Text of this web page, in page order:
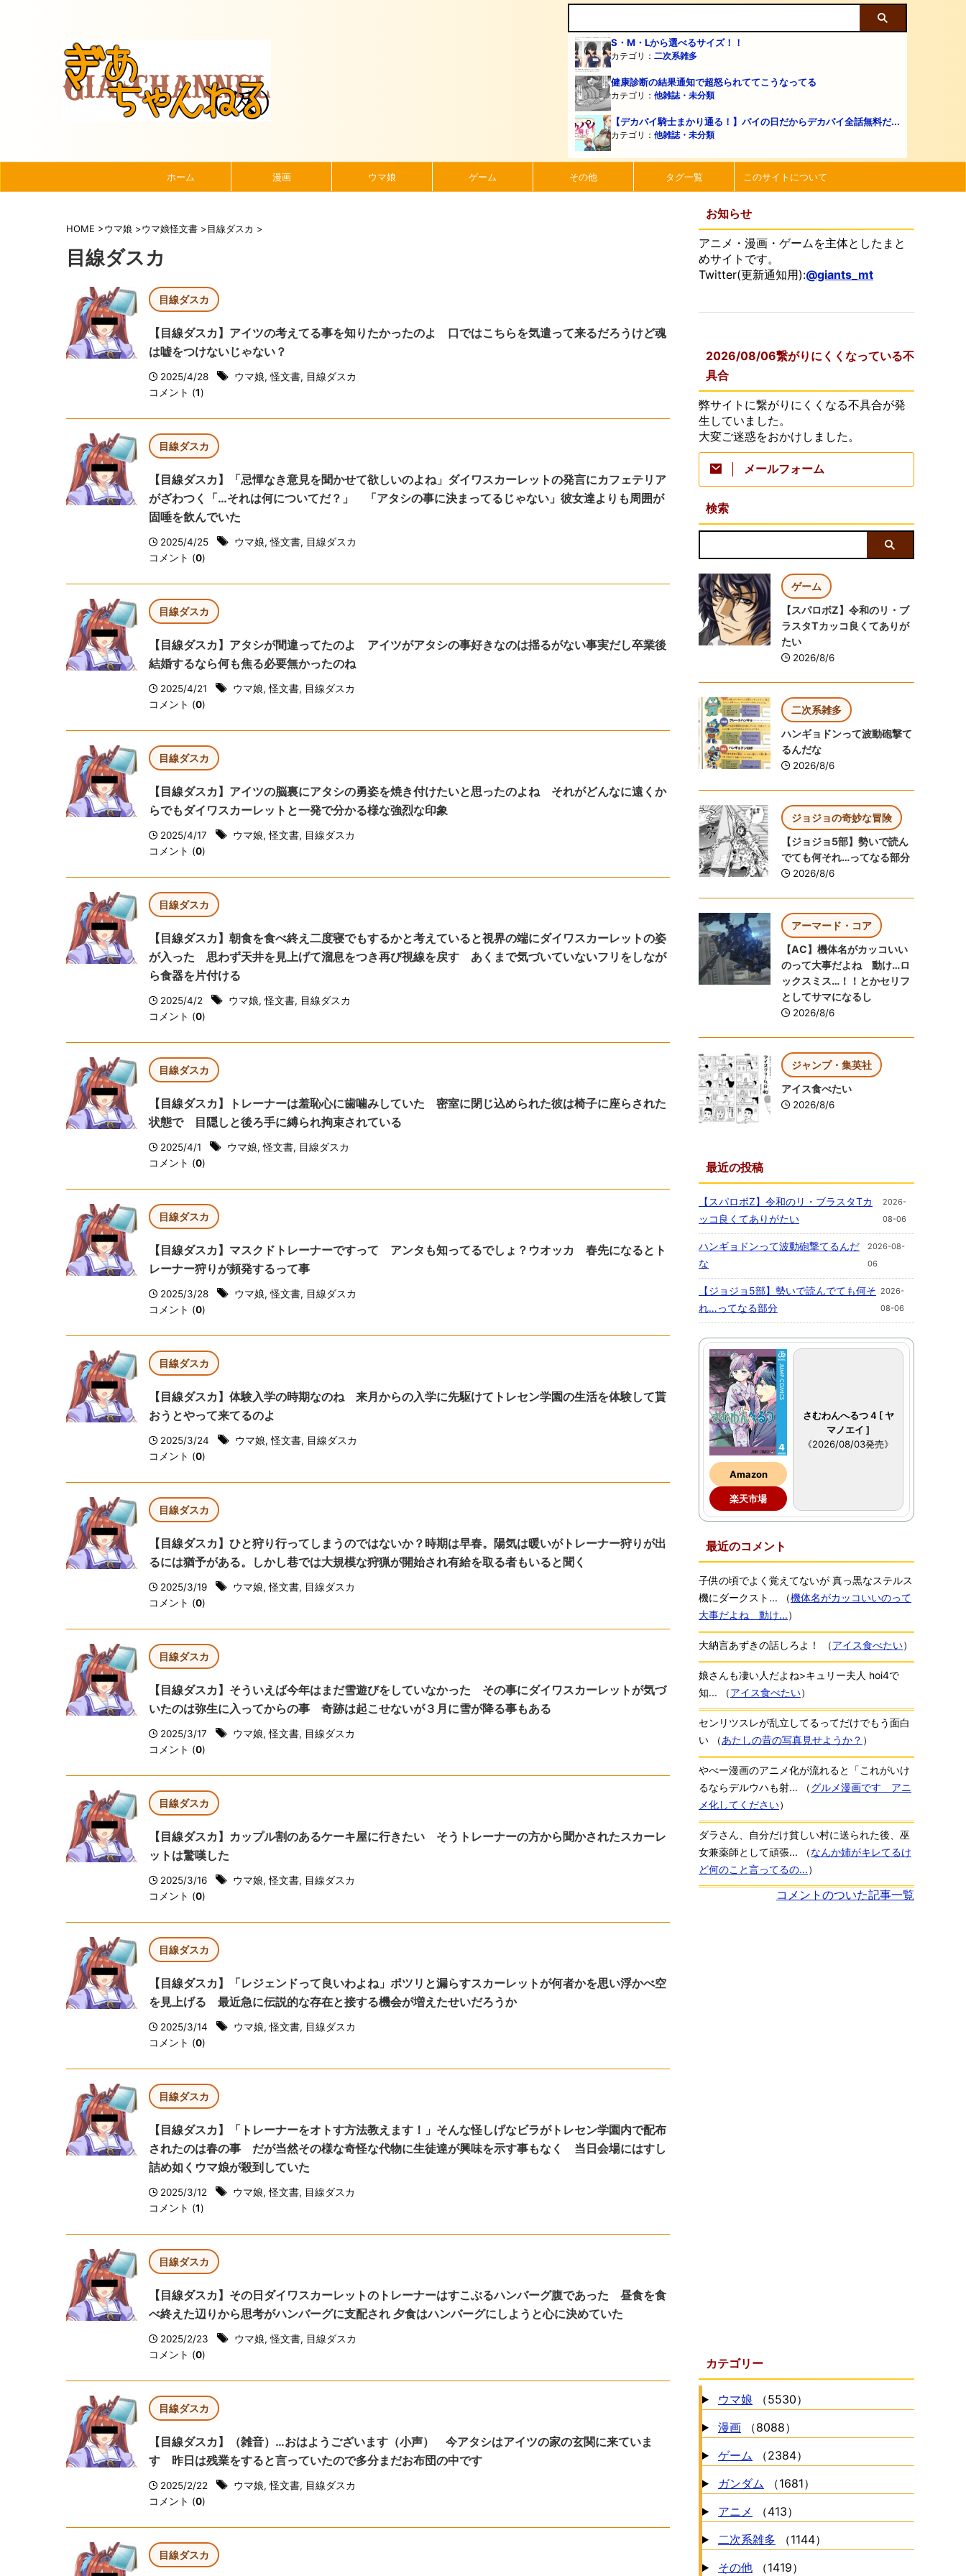
S・M・Lから選べるサイズ！！
カテゴリ： 二次系雑多
健康診断の結果通知で超怒られててこうなってる
カテゴリ： 他雑誌・未分類
【デカパイ騎士まかり通る！】パイの日だからデカパイ全話無料だ...
カテゴリ： 他雑誌・未分類
ホーム 漫画 ウマ娘 ゲーム その他 タグ一覧 このサイトについて
HOME >ウマ娘 >ウマ娘怪文書 >目線ダスカ >
目線ダスカ
目線ダスカ
【目線ダスカ】アイツの考えてる事を知りたかったのよ 口ではこちらを気遣って来るだろうけど魂
は嘘をつけないじゃない？
2025/4/28 ウマ娘,怪文書, 目線ダスカ
コメント (1)
目線ダスカ
【目線ダスカ】「忌憚なき意見を聞かせて欲しいのよね」ダイワスカーレットの発言にカフェテリア
がざわつく「…それは何についてだ？」 「アタシの事に決まってるじゃない」彼女達よりも周囲が
固唾を飲んでいた
2025/4/25 ウマ娘,怪文書, 目線ダスカ
コメント (0)
目線ダスカ
【目線ダスカ】アタシが間違ってたのよ アイツがアタシの事好きなのは揺るがない事実だし卒業後
結婚するなら何も焦る必要無かったのね
2025/4/21 ウマ娘,怪文書, 目線ダスカ
コメント (0)
目線ダスカ
【目線ダスカ】アイツの脳裏にアタシの勇姿を焼き付けたいと思ったのよね それがどんなに遠くか
らでもダイワスカーレットと一発で分かる様な強烈な印象
2025/4/17 ウマ娘,怪文書, 目線ダスカ
コメント (0)
目線ダスカ
【目線ダスカ】朝食を食べ終え二度寝でもするかと考えていると視界の端にダイワスカーレットの姿
が入った 思わず天井を見上げて溜息をつき再び視線を戻す あくまで気づいていないフリをしなが
ら食器を片付ける
2025/4/2 ウマ娘,怪文書, 目線ダスカ
コメント (0)
目線ダスカ
【目線ダスカ】トレーナーは羞恥心に歯噛みしていた 密室に閉じ込められた彼は椅子に座らされた
状態で 目隠しと後ろ手に縛られ拘束されている
2025/4/1 ウマ娘,怪文書, 目線ダスカ
コメント (0)
目線ダスカ
【目線ダスカ】マスクドトレーナーですって アンタも知ってるでしょ？ウオッカ 春先になるとト
レーナー狩りが頻発するって事
2025/3/28 ウマ娘,怪文書, 目線ダスカ
コメント (0)
目線ダスカ
【目線ダスカ】体験入学の時期なのね 来月からの入学に先駆けてトレセン学園の生活を体験して貰
おうとやって来てるのよ
2025/3/24 ウマ娘,怪文書, 目線ダスカ
コメント (0)
目線ダスカ
【目線ダスカ】ひと狩り行ってしまうのではないか？時期は早春。陽気は暖いがトレーナー狩りが出
るには猶予がある。しかし巷では大規模な狩猟が開始され有給を取る者もいると聞く
2025/3/19 ウマ娘,怪文書, 目線ダスカ
コメント (0)
目線ダスカ
【目線ダスカ】そういえば今年はまだ雪遊びをしていなかった その事にダイワスカーレットが気づ
いたのは弥生に入ってからの事 奇跡は起こせないが３月に雪が降る事もある
2025/3/17 ウマ娘,怪文書, 目線ダスカ
コメント (0)
目線ダスカ
【目線ダスカ】カップル割のあるケーキ屋に行きたい そうトレーナーの方から聞かされたスカーレ
ットは驚嘆した
2025/3/16 ウマ娘,怪文書, 目線ダスカ
コメント (0)
目線ダスカ
【目線ダスカ】「レジェンドって良いわよね」ポツリと漏らすスカーレットが何者かを思い浮かべ空
を見上げる 最近急に伝説的な存在と接する機会が増えたせいだろうか
2025/3/14 ウマ娘,怪文書, 目線ダスカ
コメント (0)
目線ダスカ
【目線ダスカ】「トレーナーをオトす方法教えます！」そんな怪しげなビラがトレセン学園内で配布
されたのは春の事 だが当然その様な奇怪な代物に生徒達が興味を示す事もなく 当日会場にはすし
詰め如くウマ娘が殺到していた
2025/3/12 ウマ娘,怪文書, 目線ダスカ
コメント (1)
目線ダスカ
【目線ダスカ】その日ダイワスカーレットのトレーナーはすこぶるハンバーグ腹であった 昼食を食
べ終えた辺りから思考がハンバーグに支配され 夕食はハンバーグにしようと心に決めていた
2025/2/23 ウマ娘,怪文書, 目線ダスカ
コメント (0)
目線ダスカ
【目線ダスカ】（雑音）…おはようございます（小声） 今アタシはアイツの家の玄関に来ていま
す 昨日は残業をすると言っていたので多分まだお布団の中です
2025/2/22 ウマ娘,怪文書, 目線ダスカ
コメント (0)
目線ダスカ
お知らせ
アニメ・漫画・ゲームを主体としたまと
めサイトです。
Twitter(更新通知用):@giants_mt
2026/08/06繋がりにくくなっている不
具合
弊サイトに繋がりにくくなる不具合が発
生していました。
大変ご迷惑をおかけしました。
メールフォーム
検索
ゲーム
【スパロボZ】令和のリ・ブ
ラスタTカッコ良くてありが
たい
2026/8/6
二次系雑多
ハンギョドンって波動砲撃て
るんだな
2026/8/6
ジョジョの奇妙な冒険
【ジョジョ5部】勢いで読ん
でても何それ…ってなる部分
2026/8/6
アーマード・コア
【AC】機体名がカッコいい
のって大事だよね 動け…ロ
ックスミス…！！とかセリフ
としてサマになるし
2026/8/6
ジャンプ・集英社
アイス食べたい
2026/8/6
最近の投稿
【スパロボZ】令和のリ・ブラスタTカ
ッコ良くてありがたい
2026-
08-06
ハンギョドンって波動砲撃てるんだ
な
2026-08-
06
【ジョジョ5部】勢いで読んでても何そ
れ…ってなる部分
2026-
08-06
Amazon
楽天市場
さむわんへるつ 4 [ ヤ
マノエイ ]
《2026/08/03発売》
最近のコメント
子供の頃でよく覚えてないが 真っ黒なステルス
機にダークスト...
（機体名がカッコいいのって
大事だよね 動け...）
大納言あずきの話しろよ！ （アイス食べたい）
娘さんも凄い人だよね>キュリー夫人 hoi4で
知...
（アイス食べたい）
センリツスレが乱立してるってだけでもう面白
い
（あたしの昔の写真見せようか？ ）
やべー漫画のアニメ化が流れると「これがいけ
るならデルウハも射...
（グルメ漫画です アニ
メ化してください）
ダラさん、自分だけ貧しい村に送られた後、巫
女兼薬師として頑張...
（なんか姉がキレてるけ
ど何のこと言ってるの...）
コメントのついた記事一覧
カテゴリー
ウマ娘
（5530）
漫画
（8088）
ゲーム
（2384）
ガンダム
（1681）
アニメ
（413）
二次系雑多
（1144）
その他
（1419）